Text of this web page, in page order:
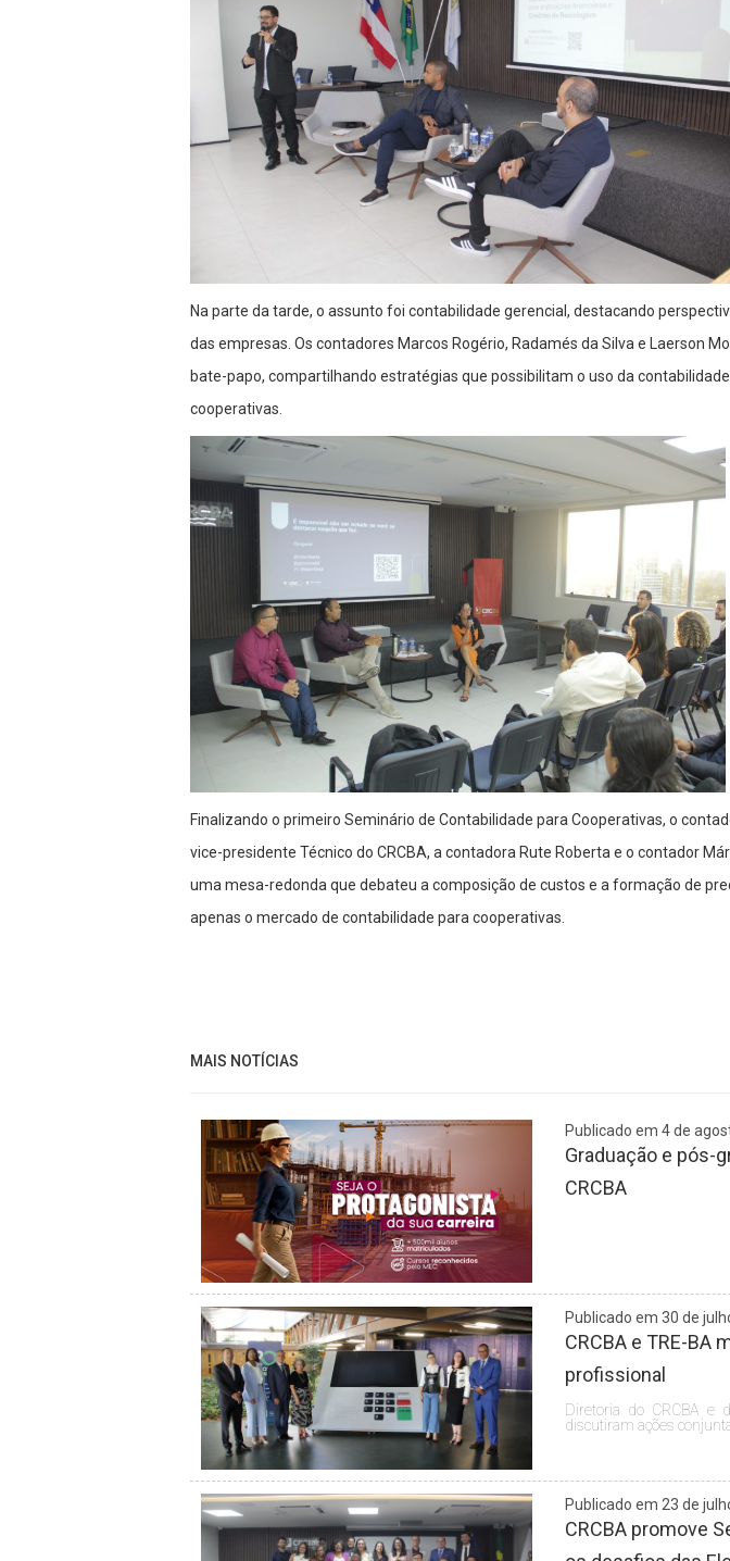
Na parte da tarde, o assunto foi contabilidade gerencial, destacando
das empresas. Os contadores Marcos Rogério, Radamés da Silva e Laerson
bate-papo, compartilhando estratégias que possibilitam o uso da
cooperativas.
Finalizando o primeiro Seminário de Contabilidade para Cooperativas, o
vice-presidente Técnico do CRCBA, a contadora Rute Roberta e o contador
uma mesa-redonda que debateu a composição de custos e a formação de
apenas o mercado de contabilidade para cooperativas.
MAIS NOTÍCIAS
Publicado em 4 de
Graduação e pós-
CRCBA
Publicado em 30 de
CRCBA e TRE-
profissional
Diretoria do CRCBA e
discutiram ações
Publicado em 23 de
CRCBA promove